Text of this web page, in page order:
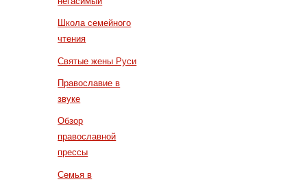
Школа семейного
чтения
Святые жены Руси
Православие в
звуке
Обзор
православной
прессы
Семья в